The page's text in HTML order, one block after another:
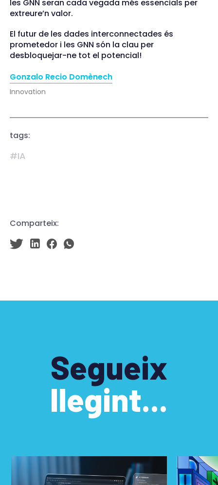
les GNN seran cada vegada més essencials per
extreure’n valor.
El futur de les dades interconnectades és
prometedor i les GNN són la clau per
desbloquejar-ne tot el potencial!
Gonzalo Recio Domènech
Innovation
tags:
#IA
Comparteix:
Segueix
llegint...